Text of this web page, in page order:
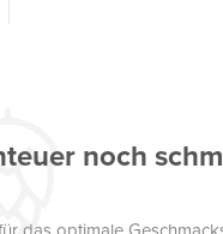
noch